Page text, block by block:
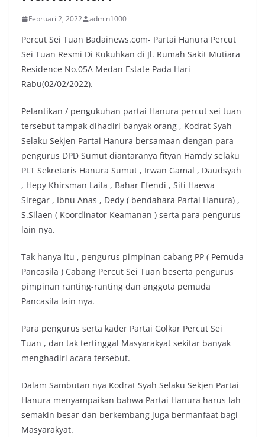
Februari 2, 2022 admin1000
Percut Sei Tuan Badainews.com- Partai Hanura Percut
Sei Tuan Resmi Di Kukuhkan di Jl. Rumah Sakit Mutiara
Residence No.05A Medan Estate Pada Hari
Rabu(02/02/2022).
Pelantikan / pengukuhan partai Hanura percut sei tuan
tersebut tampak dihadiri banyak orang , Kodrat Syah
Selaku Sekjen Partai Hanura bersamaan dengan para
pengurus DPD Sumut diantaranya fityan Hamdy selaku
PLT Sekretaris Hanura Sumut , Irwan Gamal , Daudsyah
, Hepy Khirsman Laila , Bahar Efendi , Siti Haewa
Siregar , Ibnu Anas , Dedy ( bendahara Partai Hanura) ,
S.Silaen ( Koordinator Keamanan ) serta para pengurus
lain nya.
Tak hanya itu , pengurus pimpinan cabang PP ( Pemuda
Pancasila ) Cabang Percut Sei Tuan beserta pengurus
pimpinan ranting-ranting dan anggota pemuda
Pancasila lain nya.
Para pengurus serta kader Partai Golkar Percut Sei
Tuan , dan tak tertinggal Masyarakyat sekitar banyak
menghadiri acara tersebut.
Dalam Sambutan nya Kodrat Syah Selaku Sekjen Partai
Hanura menyampaikan bahwa Partai Hanura harus lah
semakin besar dan berkembang juga bermanfaat bagi
Masyarakyat.